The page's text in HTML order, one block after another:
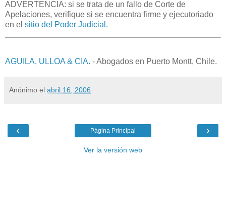
ADVERTENCIA: si se trata de un fallo de Corte de
Apelaciones, verifique si se encuentra firme y ejecutoriado
en el sitio del Poder Judicial .
AGUILA, ULLOA & CIA. - Abogados en Puerto Montt, Chile.
Anónimo el abril 16, 2006
‹ ›
Página Principal
Ver la versión web